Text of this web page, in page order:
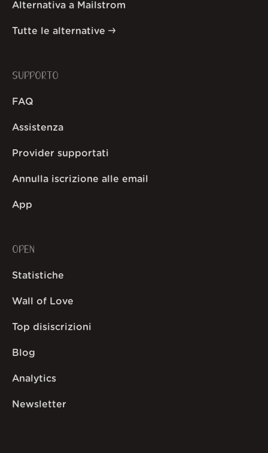
Alternativa a Mailstrom
Tutte le alternative
SUPPORTO
FAQ
Assistenza
Provider supportati
Annulla iscrizione alle email
App
OPEN
Statistiche
Wall of Love
Top disiscrizioni
Blog
Analytics
Newsletter